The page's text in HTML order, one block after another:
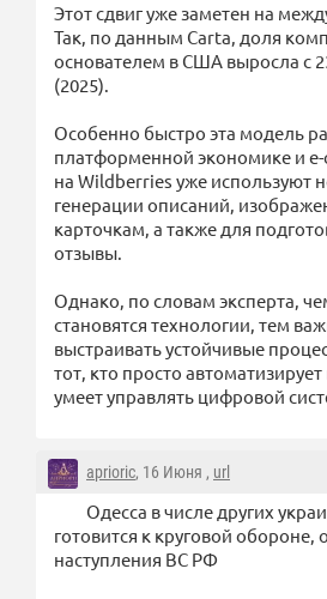
Этот сдвиг уже заметен на
Так, по данным Carta, доля
основателем в США выросла с
(2025).
Особенно быстро эта модель
платформенной экономике и
на Wildberries уже используют
генерации описаний,
карточкам, а также для
отзывы.
Однако, по словам эксперта,
становятся технологии, тем
выстраивать устойчивые
тот, кто просто
умеет управлять цифровой
aprioric, 16 Июня , url
Одесса в числе других
готовится к круговой обороне,
наступления ВС РФ